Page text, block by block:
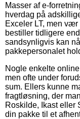
Masser af e-
hverdag på
Exceler LT, men
bestiller tidligere
sandsynligvis kan
pakkepersonalet
Nogle enkelte
men ofte under
sum. Ellers kunne
fragtløsning, der
Roskilde, Ikast eller
din pakke til et